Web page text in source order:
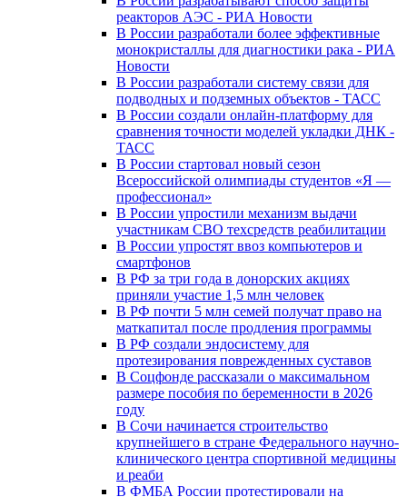
реакторов АЭС - РИА Новости
В России разработали более эффективные
монокристаллы для диагностики рака - РИА
Новости
В России разработали систему связи для
подводных и подземных объектов - ТАСС
В России создали онлайн-платформу для
сравнения точности моделей укладки ДНК -
ТАСС
В России стартовал новый сезон
Всероссийской олимпиады студентов «Я —
профессионал»
В России упростили механизм выдачи
участникам СВО техсредств реабилитации
В России упростят ввоз компьютеров и
смартфонов
В РФ за три года в донорских акциях
приняли участие 1,5 млн человек
В РФ почти 5 млн семей получат право на
маткапитал после продления программы
В РФ создали эндосистему для
протезирования поврежденных суставов
В Соцфонде рассказали о максимальном
размере пособия по беременности в 2026
году
В Сочи начинается строительство
крупнейшего в стране Федерального научно-
клинического центра спортивной медицины
и реаби
В ФМБА России протестировали на